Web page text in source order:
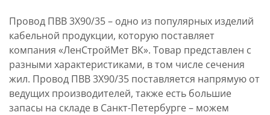
Провод ПВВ 3Х90/35 – одно из популярных изделий
кабельной продукции, которую поставляет
компания «ЛенСтройМет ВК». Товар представлен с
разными характеристиками, в том числе сечения
жил. Провод ПВВ 3Х90/35 поставляется напрямую от
ведущих производителей, также есть большие
запасы на складе в Санкт-Петербурге – можем